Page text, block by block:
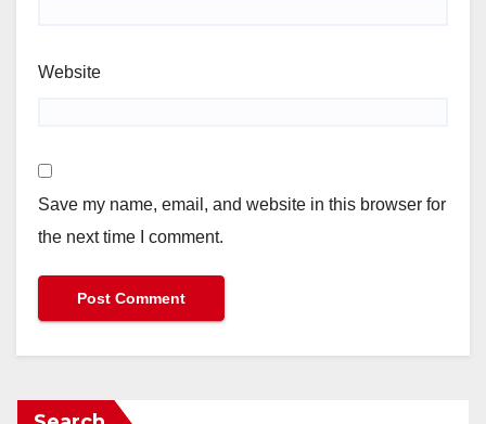
Website
Save my name, email, and website in this browser for
the next time I comment.